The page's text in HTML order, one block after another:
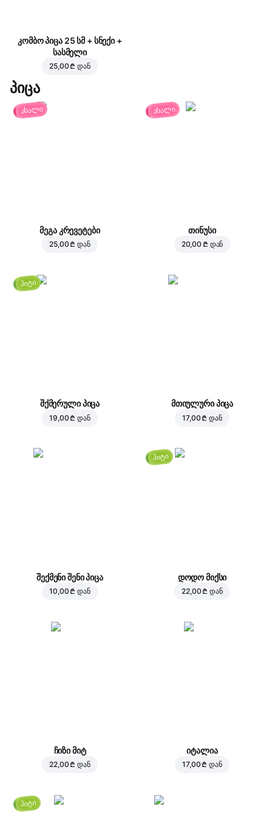
კომბო პიცა 25 სმ + სნექი +
სასმელი
25,00 ₾ დან
პიცა
ახალი
მეგა კრევეტები
25,00 ₾ დან
ახალი
თინუსი
20,00 ₾ დან
ჰიტი
შქმერული პიცა
19,00 ₾ დან
მთიულური პიცა
17,00 ₾ დან
შექმენი შენი პიცა
10,00 ₾ დან
ჰიტი
დოდო მიქსი
22,00 ₾ დან
ჩიზი მიტ
22,00 ₾ დან
იტალია
17,00 ₾ დან
ჰიტი